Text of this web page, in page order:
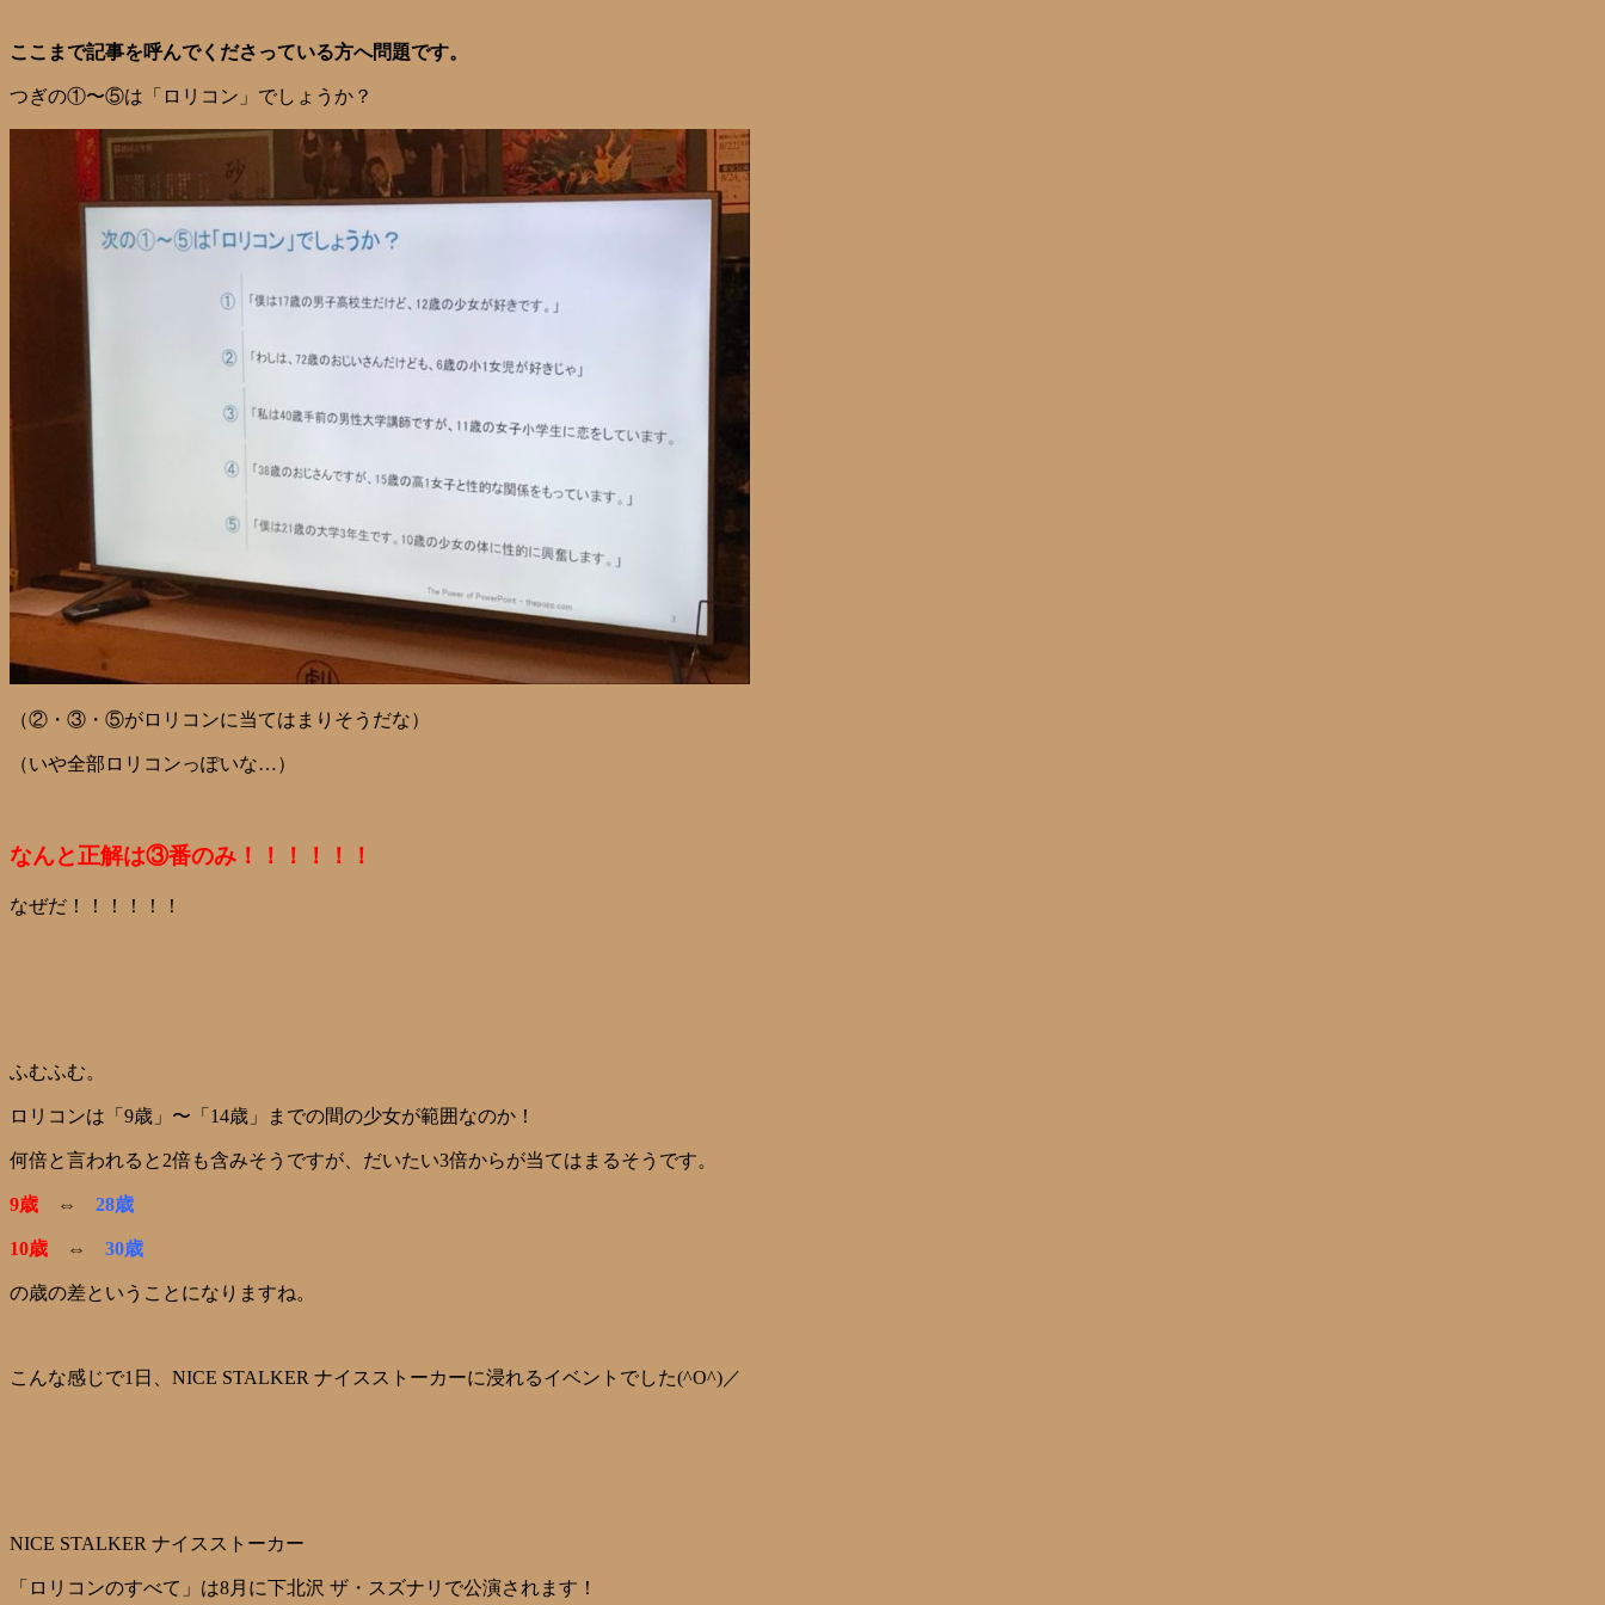
ここまで記事を呼んでくださっている方へ問題です。
つぎの①〜⑤は「ロリコン」でしょうか？
（②・③・⑤がロリコンに当てはまりそうだな）
（いや全部ロリコンっぽいな…）
なんと正解は③番のみ！！！！！！
なぜだ！！！！！！
ふむふむ。
ロリコンは「9歳」〜「14歳」までの間の少女が範囲なのか！
何倍と言われると2倍も含みそうですが、だいたい3倍からが当てはまるそうです。
9歳 ⇔ 28歳
10歳 ⇔ 30歳
の歳の差ということになりますね。
こんな感じで1日、NICE STALKER ナイスストーカーに浸れるイベントでした(^O^)／
NICE STALKER ナイスストーカー
「ロリコンのすべて」は8月に下北沢 ザ・スズナリで公演されます！